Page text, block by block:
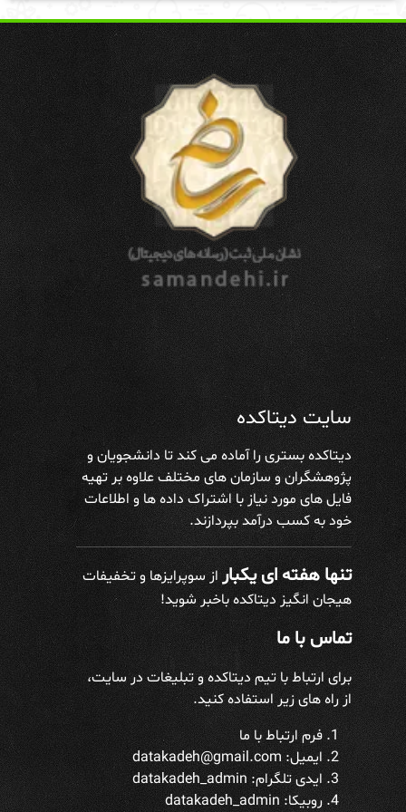
سایت دیتاکده
دیتاکده بستری را آماده می کند تا دانشجویان و
پژوهشگران و سازمان های مختلف علاوه بر تهیه
فایل های مورد نیاز با اشتراک داده ها و اطلاعات
خود به کسب درآمد بپردازند.
تنها هفته ای یکباراز سوپرایزها و تخفیفات
هیجان انگیز دیتاکده باخبر شوید!
تماس با ما
برای ارتباط با تیم دیتاکده و تبلیغات در سایت،
از راه های زیر استفاده کنید.
فرم ارتباط با ما
ایمیل: datakadeh@gmail.com
ایدی تلگرام:datakadeh_admin
روبیکا: datakadeh_admin